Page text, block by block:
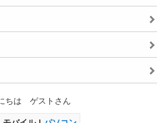
ちは ゲストさん